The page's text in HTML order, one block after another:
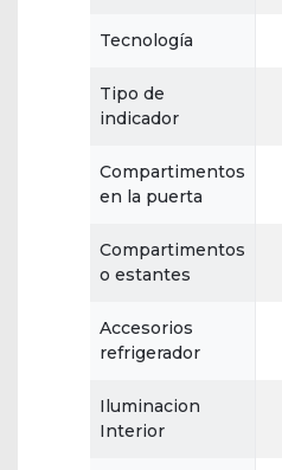
Tecnología
Tipo de
indicador
Compartimentos
en la puerta
Compartimentos
o estantes
Accesorios
refrigerador
Iluminacion
Interior